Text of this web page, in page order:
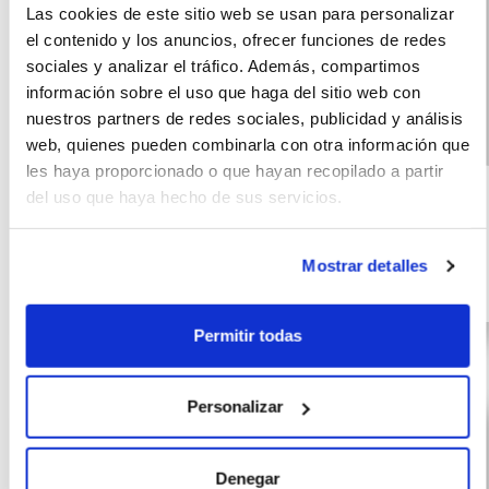
Las cookies de este sitio web se usan para personalizar
el contenido y los anuncios, ofrecer funciones de redes
sociales y analizar el tráfico. Además, compartimos
información sobre el uso que haga del sitio web con
nuestros partners de redes sociales, publicidad y análisis
web, quienes pueden combinarla con otra información que
les haya proporcionado o que hayan recopilado a partir
del uso que haya hecho de sus servicios.
Mostrar detalles
Permitir todas
Personalizar
Denegar
Nissan Qashqai
CVT 158CV
460
€/mesincluido)
10000
km
158 CV
Híbrido